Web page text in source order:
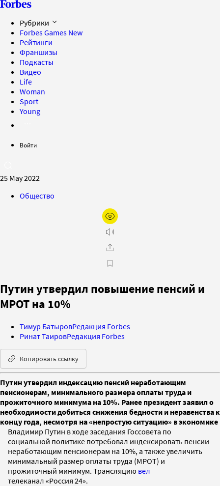
Рубрики
Forbes Games New
Рейтинги
Франшизы
Подкасты
Видео
Life
Woman
Sport
Young
Войти
25 May 2022
Общество
Путин утвердил повышение пенсий и
МРОТ на 10%
Тимур БатыровРедакция Forbes
Ринат ТаировРедакция Forbes
Копировать ссылку
Путин утвердил индексацию пенсий неработающим
пенсионерам, минимального размера оплаты труда и
прожиточного минимума на 10%. Ранее президент заявил о
необходимости добиться снижения бедности и неравенства к
концу года, несмотря на «непростую ситуацию» в экономике
Владимир Путин в ходе заседания Госсовета по
социальной политике потребовал индексировать пенсии
неработающим пенсионерам на 10%, а также увеличить
минимальный размер оплаты труда (МРОТ) и
прожиточный минимум. Трансляцию вел
телеканал «Россия 24».